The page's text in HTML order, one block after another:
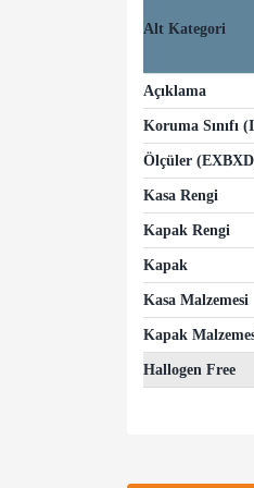
Alt Kategori
Açıklama
Koruma Sınıfı
Ölçüler
Kasa Rengi
Kapak Rengi
Kapak
Kasa Malzemesi
Kapak
Hallogen Free